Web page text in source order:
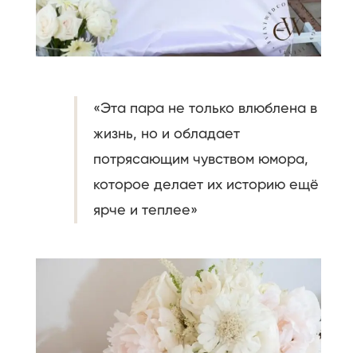
«Эта пара не только влюблена в
жизнь, но и обладает
потрясающим чувством юмора,
которое делает их историю ещё
ярче и теплее»